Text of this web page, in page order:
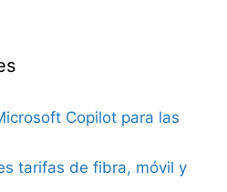
Copilot para las
tarifas de fibra, móvil y